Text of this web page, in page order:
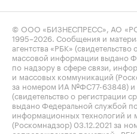
© ООО «БИЗНЕСПРЕСС», АО
1995–2026 . Сообщения и
агентства «РБК»
массовой информации выдано
по надзору в сфере связи,
и массовых коммуникаций
за номером ИА №ФС77-63848) и
(свидетельство о регистрации
выдано Федеральной службой
информационных технологий и
(Роскомнадзор) 03.12.2021 за